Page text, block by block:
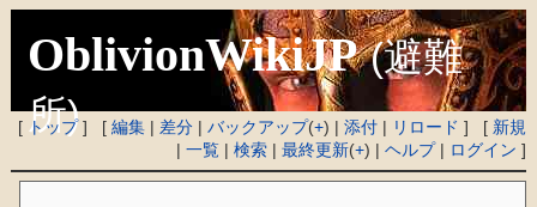
OblivionWikiJP (避難
所)
[ トップ] [編集 | 差分 |バックアップ(+) |添付 | リロード ] [ 新規
|一覧 |検索 |最終更新(+) |ヘルプ| ログイン ]